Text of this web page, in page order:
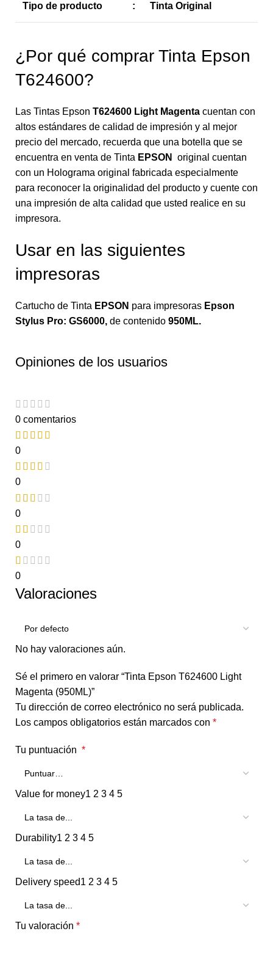
Tipo de producto : Tinta Original
¿Por qué comprar Tinta Epson
T624600?
Las Tintas Epson T624600 Light Magenta cuentan con
altos estándares de calidad de impresión y al mejor
precio del mercado, recuerda que una botella que se
encuentra en venta de Tinta EPSON
original cuentan
con un Holograma original fabricada especialmente
para reconocer la originalidad del producto y cuente con
una impresión de alta calidad que usted realice en su
impresora.
Usar en las siguientes
impresoras
Cartucho de Tinta EPSON para impresoras Epson
Stylus Pro: GS6000, de contenido 950ML.
Opiniones de los usuarios
0 comentarios
0
0
0
0
0
Valoraciones
No hay valoraciones aún.
Sé el primero en valorar “Tinta Epson T624600 Light
Magenta (950ML)”
Tu dirección de correo electrónico no será publicada.
Los campos obligatorios están marcados con *
Tu puntuación *
Value for money1 2 3 4 5
Durability1 2 3 4 5
Delivery speed1 2 3 4 5
Tu valoración *